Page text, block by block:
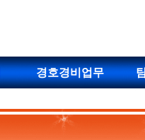
경호경비업무